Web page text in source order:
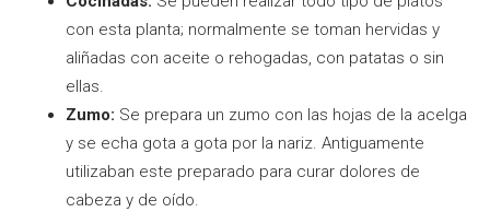
con esta planta; normalmente se toman hervidas y
aliñadas con aceite o rehogadas, con patatas o sin
ellas.
Zumo: Se prepara un zumo con las hojas de la acelga
y se echa gota a gota por la nariz. Antiguamente
utilizaban este preparado para curar dolores de
cabeza y de oído.